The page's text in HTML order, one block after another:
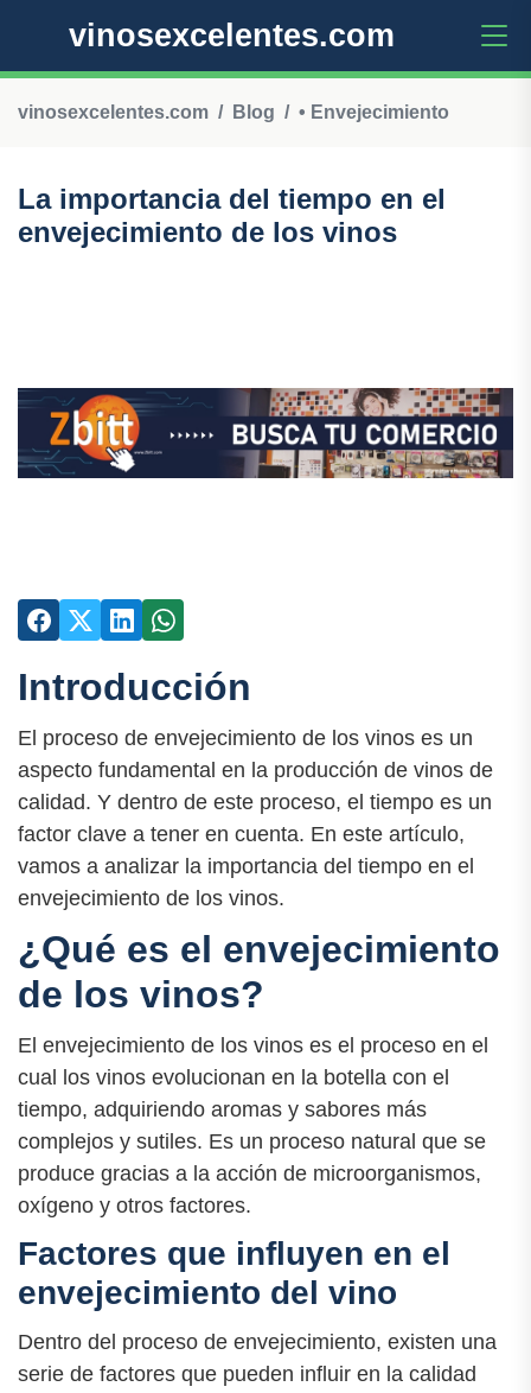
vinosexcelentes.com
vinosexcelentes.com Blog • Envejecimiento
La importancia del tiempo en el
envejecimiento de los vinos
Introducción
El proceso de envejecimiento de los vinos es un
aspecto fundamental en la producción de vinos de
calidad. Y dentro de este proceso, el tiempo es un
factor clave a tener en cuenta. En este artículo,
vamos a analizar la importancia del tiempo en el
envejecimiento de los vinos.
¿Qué es el envejecimiento
de los vinos?
El envejecimiento de los vinos es el proceso en el
cual los vinos evolucionan en la botella con el
tiempo, adquiriendo aromas y sabores más
complejos y sutiles. Es un proceso natural que se
produce gracias a la acción de microorganismos,
oxígeno y otros factores.
Factores que influyen en el
envejecimiento del vino
Dentro del proceso de envejecimiento, existen una
serie de factores que pueden influir en la calidad